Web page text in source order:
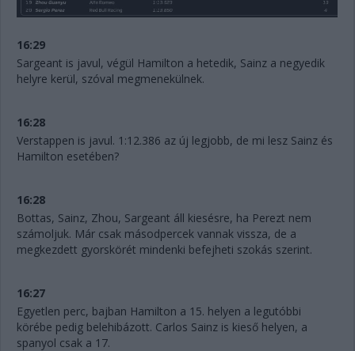
16:29
Sargeant is javul, végül Hamilton a hetedik, Sainz a negyedik
helyre kerül, szóval megmenekülnek.
16:28
Verstappen is javul. 1:12.386 az új legjobb, de mi lesz Sainz és
Hamilton esetében?
16:28
Bottas, Sainz, Zhou, Sargeant áll kiesésre, ha Perezt nem
számoljuk. Már csak másodpercek vannak vissza, de a
megkezdett gyorskörét mindenki befejheti szokás szerint.
16:27
Egyetlen perc, bajban Hamilton a 15. helyen a legutóbbi
körébe pedig belehibázott. Carlos Sainz is kieső helyen, a
spanyol csak a 17.